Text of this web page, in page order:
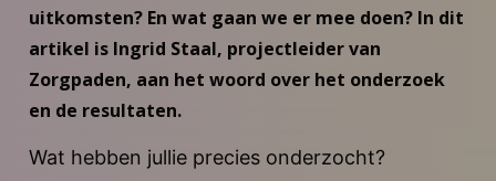
uitkomsten? En wat gaan we er mee doen? In dit
artikel is Ingrid Staal, projectleider van
Zorgpaden, aan het woord over het onderzoek
en de resultaten.
Wat hebben jullie precies onderzocht?